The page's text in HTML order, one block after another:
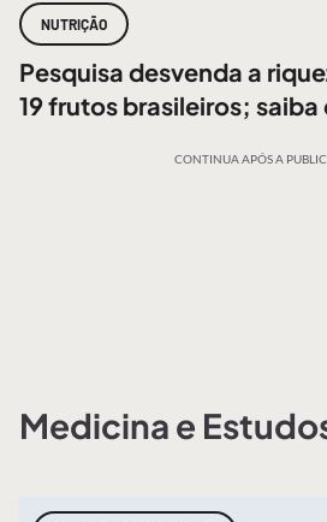
NUTRIÇÃO
Pesquisa desvenda a
19 frutos brasileiros; saiba
CONTINUA APÓS A
Medicina e